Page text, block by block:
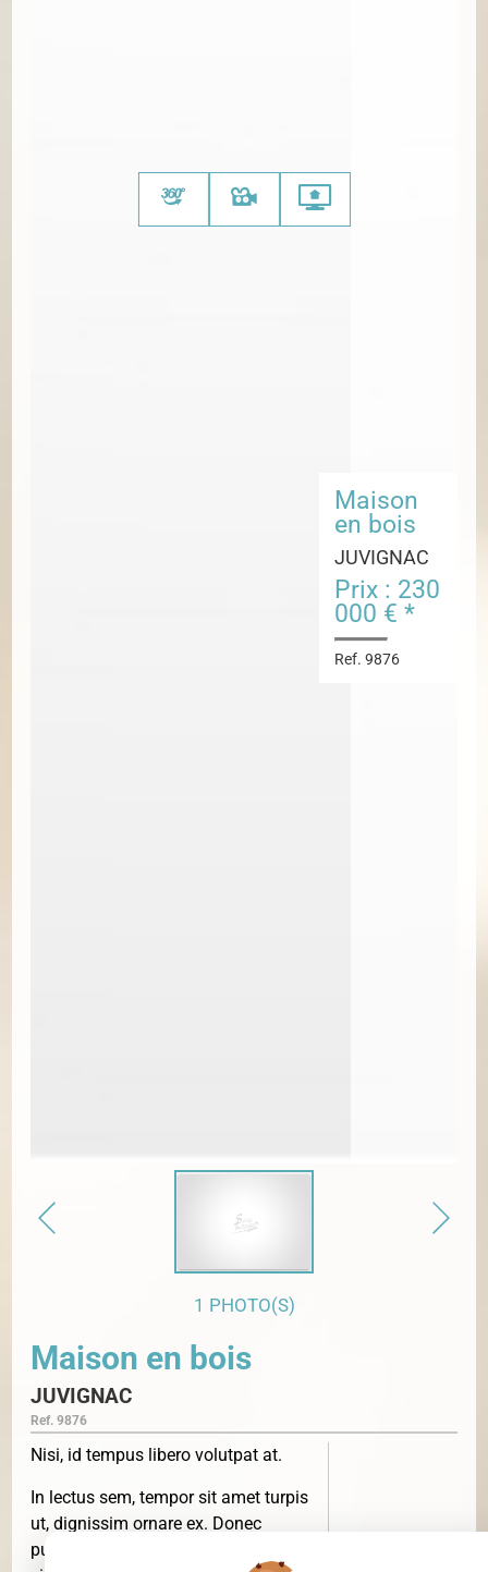
Maison
en bois
JUVIGNAC
Prix : 230
000 € *
Ref. 9876
1 PHOTO(S)
Maison en bois
JUVIGNAC
Ref. 9876
Nisi, id tempus libero volutpat at.
In lectus sem, tempor sit amet turpis
ut, dignissim ornare ex. Donec
pulvinar egestas tincidunt. Proin in